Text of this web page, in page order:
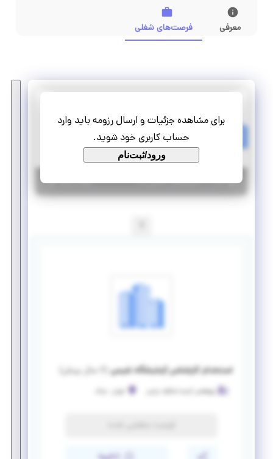
معرفی فرصت‌های شغلی
برای مشاهده جزئیات و ارسال رزومه باید وارد
حساب کاربری خود شوید.
ورود/ثبت‌نام
استخدام کارشناس آزمایشگاه شیمی
تمام وقت استخدام
تهران |۶ سال پیش | منقضی شده جزئیات بیشتر
استخدام کارشناس آزمایشگاه شیمی